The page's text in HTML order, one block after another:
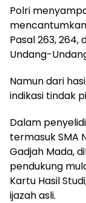
Polri
Pasal 263, 264,
Undang-
Namun dari
indikasi tindak
Dalam
termasuk SMA
Gadjah Mada,
pendukung
Kartu Hasil
ijazah asli.